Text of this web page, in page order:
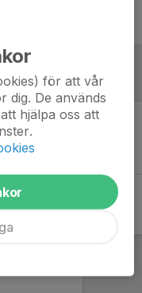
för att vår
dig. De används
hjälpa oss att